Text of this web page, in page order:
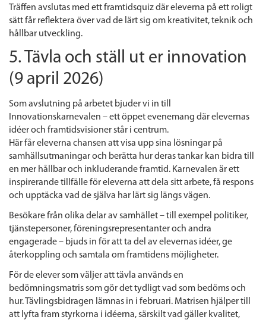
Träffen avslutas med ett framtidsquiz där eleverna på ett roligt
sätt får reflektera över vad de lärt sig om kreativitet, teknik och
hållbar utveckling.
5. Tävla och ställ ut er innovation
(9 april 2026)
Som avslutning på arbetet bjuder vi in till
Innovationskarnevalen – ett öppet evenemang där elevernas
idéer och framtidsvisioner står i centrum.
Här får eleverna chansen att visa upp sina lösningar på
samhällsutmaningar och berätta hur deras tankar kan bidra till
en mer hållbar och inkluderande framtid. Karnevalen är ett
inspirerande tillfälle för eleverna att dela sitt arbete, få respons
och upptäcka vad de själva har lärt sig längs vägen.
Besökare från olika delar av samhället – till exempel politiker,
tjänstepersoner, föreningsrepresentanter och andra
engagerade – bjuds in för att ta del av elevernas idéer, ge
återkoppling och samtala om framtidens möjligheter.
För de elever som väljer att tävla används en
bedömningsmatris som gör det tydligt vad som bedöms och
hur. Tävlingsbidragen lämnas in i februari. Matrisen hjälper till
att lyfta fram styrkorna i idéerna, särskilt vad gäller kvalitet,